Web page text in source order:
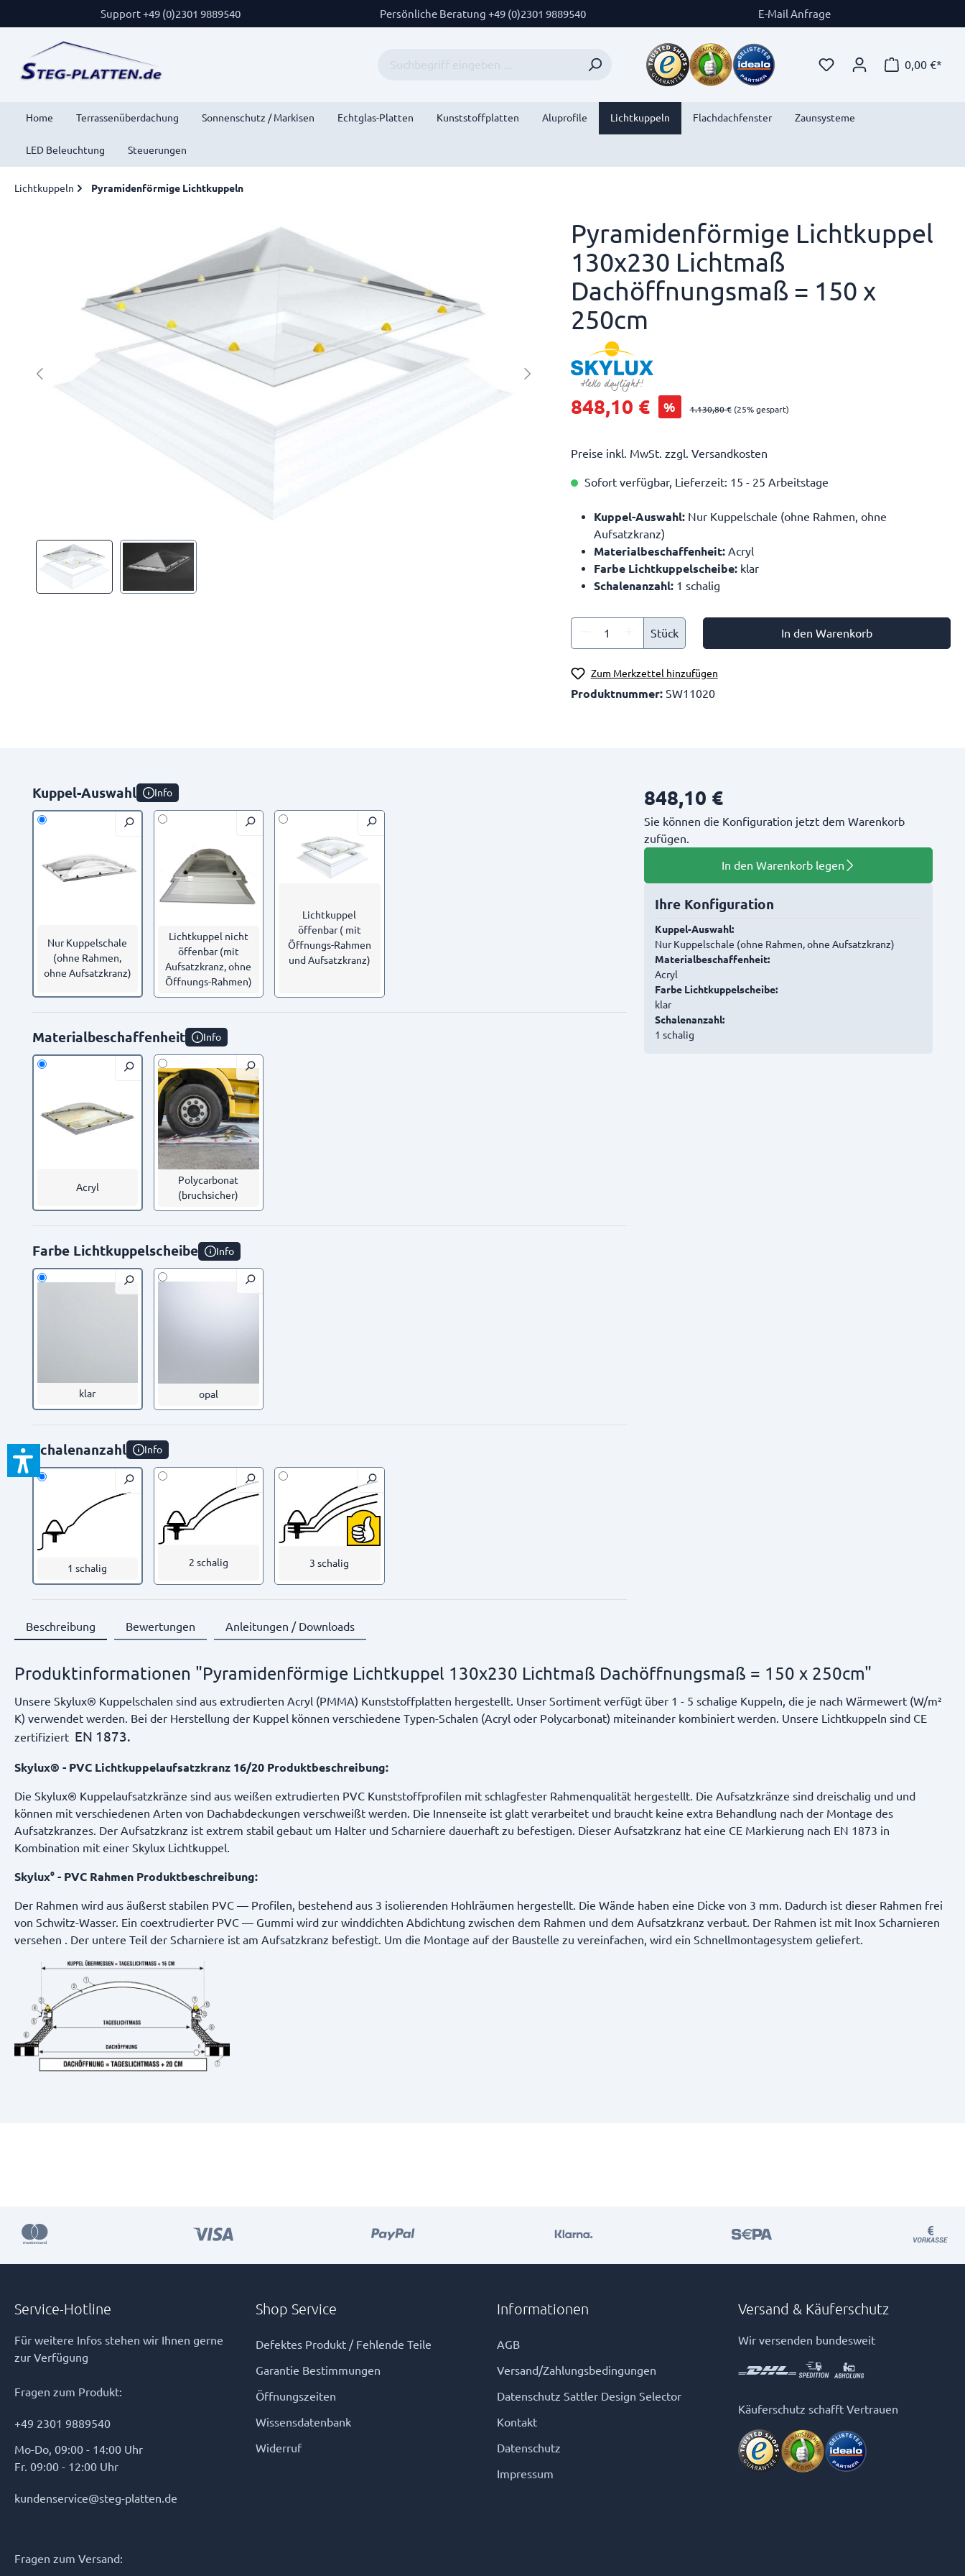
Support +49 (0)2301 9889540 Persönliche Beratung +49 (0)2301 9889540 E-Mail Anfrage
0,00 €*
Home Terrassenüberdachung Sonnenschutz / Markisen Echtglas-Platten Kunststoffplatten Aluprofile Lichtkuppeln Flachdachfenster Zaunsysteme
LED Beleuchtung Steuerungen
Lichtkuppeln Pyramidenförmige Lichtkuppeln
Pyramidenförmige Lichtkuppel
130x230 Lichtmaß
Dachöffnungsmaß = 150 x
250cm
848,10 € % 1.130,80 € (25% gespart)
Preise inkl. MwSt. zzgl. Versandkosten
Sofort verfügbar, Lieferzeit: 15 - 25 Arbeitstage
Kuppel-Auswahl: Nur Kuppelschale (ohne Rahmen, ohne
Aufsatzkranz)
Materialbeschaffenheit: Acryl
Farbe Lichtkuppelscheibe: klar
Schalenanzahl: 1 schalig
Stück In den Warenkorb
Zum Merkzettel hinzufügen
Produktnummer: SW11020
Kuppel-Auswahl Info
Nur Kuppelschale
(ohne Rahmen,
ohne Aufsatzkranz)
Lichtkuppel nicht
öffenbar (mit
Aufsatzkranz, ohne
Öffnungs-Rahmen)
Lichtkuppel
öffenbar ( mit
Öffnungs-Rahmen
und Aufsatzkranz)
Materialbeschaffenheit Info
Acryl
Polycarbonat
(bruchsicher)
Farbe Lichtkuppelscheibe Info
klar opal
Schalenanzahl Info
1 schalig
2 schalig 3 schalig
848,10 €
Sie können die Konfiguration jetzt dem Warenkorb
zufügen.
In den Warenkorb legen
Ihre Konfiguration
Kuppel-Auswahl:
Nur Kuppelschale (ohne Rahmen, ohne Aufsatzkranz)
Materialbeschaffenheit:
Acryl
Farbe Lichtkuppelscheibe:
klar
Schalenanzahl:
1 schalig
Beschreibung Bewertungen Anleitungen / Downloads
Produktinformationen "Pyramidenförmige Lichtkuppel 130x230 Lichtmaß Dachöffnungsmaß = 150 x 250cm"
Unsere Skylux® Kuppelschalen sind aus extrudierten Acryl (PMMA) Kunststoffplatten hergestellt. Unser Sortiment verfügt über 1 - 5 schalige Kuppeln, die je nach Wärmewert (W/m²
K) verwendet werden. Bei der Herstellung der Kuppel können verschiedene Typen-Schalen (Acryl oder Polycarbonat) miteinander kombiniert werden. Unsere Lichtkuppeln sind CE
zertifiziert EN 1873.
Skylux® - PVC Lichtkuppelaufsatzkranz 16/20 Produktbeschreibung:
Die Skylux® Kuppelaufsatzkränze sind aus weißen extrudierten PVC Kunststoffprofilen mit schlagfester Rahmenqualität hergestellt. Die Aufsatzkränze sind dreischalig und und
können mit verschiedenen Arten von Dachabdeckungen verschweißt werden. Die Innenseite ist glatt verarbeitet und braucht keine extra Behandlung nach der Montage des
Aufsatzkranzes. Der Aufsatzkranz ist extrem stabil gebaut um Halter und Scharniere dauerhaft zu befestigen. Dieser Aufsatzkranz hat eine CE Markierung nach EN 1873 in
Kombination mit einer Skylux Lichtkuppel.
Skylux° - PVC Rahmen Produktbeschreibung:
Der Rahmen wird aus äußerst stabilen PVC — Profilen, bestehend aus 3 isolierenden Hohlräumen hergestellt. Die Wände haben eine Dicke von 3 mm. Dadurch ist dieser Rahmen frei
von Schwitz-Wasser. Ein coextrudierter PVC — Gummi wird zur winddichten Abdichtung zwischen dem Rahmen und dem Aufsatzkranz verbaut. Der Rahmen ist mit Inox Scharnieren
versehen . Der untere Teil der Scharniere ist am Aufsatzkranz befestigt. Um die Montage auf der Baustelle zu vereinfachen, wird ein Schnellmontagesystem geliefert.
Service-Hotline
Für weitere Infos stehen wir Ihnen gerne
zur Verfügung
Fragen zum Produkt:
+49 2301 9889540
Mo-Do, 09:00 - 14:00 Uhr
Fr. 09:00 - 12:00 Uhr
kundenservice@steg-platten.de
Fragen zum Versand:
Shop Service
Defektes Produkt / Fehlende Teile
Garantie Bestimmungen
Öffnungszeiten
Wissensdatenbank
Widerruf
Informationen
AGB
Versand/Zahlungsbedingungen
Datenschutz Sattler Design Selector
Kontakt
Datenschutz
Impressum
Versand & Käuferschutz
Wir versenden bundesweit
Käuferschutz schafft Vertrauen